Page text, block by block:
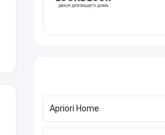
Apriori Home